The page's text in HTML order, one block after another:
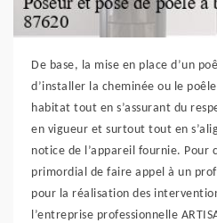
De base, la mise en place d’un
d’installer la cheminée ou le
habitat tout en s’assurant du
en vigueur et surtout tout en
notice de l’appareil fournie. Pour
primordial de faire appel à un
pour la réalisation des
l’entreprise professionnelle